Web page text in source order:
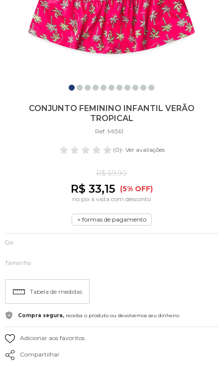
CONJUNTO FEMININO INFANTIL VERÃO
TROPICAL
Ref: MI361
(0)- Ver avaliações
R$ 59,90
R$ 33,15 (5% OFF)
no pix à vista com desconto
+ formas de pagamento
Cor
Tamanho
Tabela de medidas
Compra segura, receba o produto ou devolvemos seu dinheiro
Adicionar aos favoritos
Compartilhar